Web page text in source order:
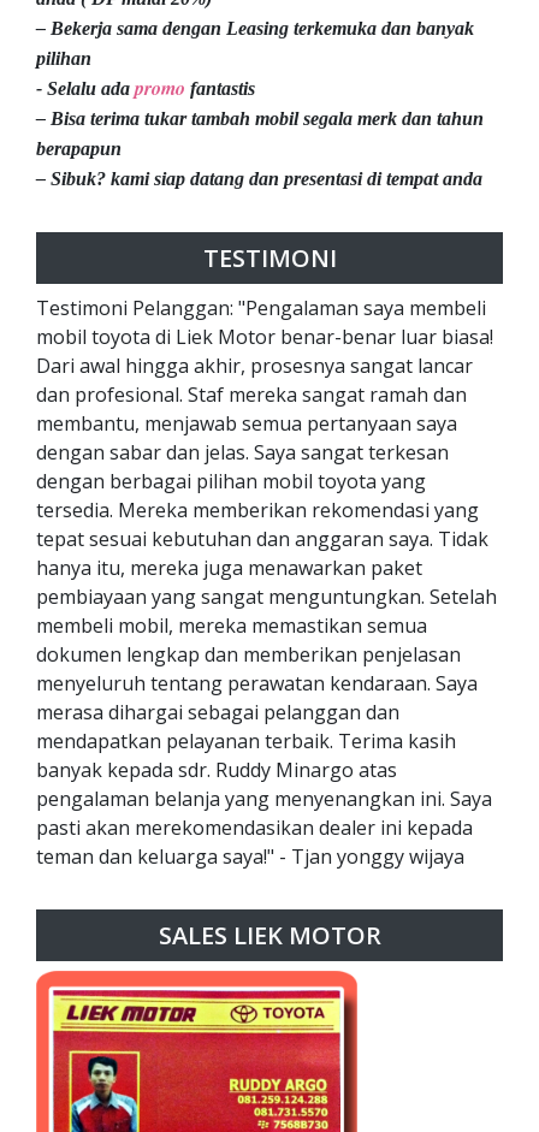
– Bekerja sama dengan Leasing terkemuka dan banyak
pilihan
- Selalu ada promo fantastis
– Bisa terima tukar tambah mobil segala merk dan tahun
berapapun
– Sibuk? kami siap datang dan presentasi di tempat anda
TESTIMONI
Testimoni Pelanggan: "Pengalaman saya membeli
mobil toyota di Liek Motor benar-benar luar biasa!
Dari awal hingga akhir, prosesnya sangat lancar
dan profesional. Staf mereka sangat ramah dan
membantu, menjawab semua pertanyaan saya
dengan sabar dan jelas. Saya sangat terkesan
dengan berbagai pilihan mobil toyota yang
tersedia. Mereka memberikan rekomendasi yang
tepat sesuai kebutuhan dan anggaran saya. Tidak
hanya itu, mereka juga menawarkan paket
pembiayaan yang sangat menguntungkan. Setelah
membeli mobil, mereka memastikan semua
dokumen lengkap dan memberikan penjelasan
menyeluruh tentang perawatan kendaraan. Saya
merasa dihargai sebagai pelanggan dan
mendapatkan pelayanan terbaik. Terima kasih
banyak kepada sdr. Ruddy Minargo atas
pengalaman belanja yang menyenangkan ini. Saya
pasti akan merekomendasikan dealer ini kepada
teman dan keluarga saya!" - Tjan yonggy wijaya
SALES LIEK MOTOR